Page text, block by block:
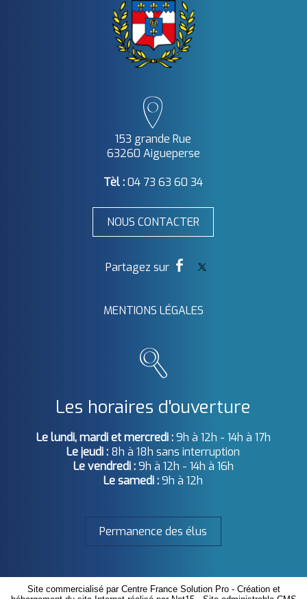
153 grande Rue
63260 Aigueperse
Tèl :04 73 63 60 34
NOUS CONTACTER
MENTIONS LÉGALES
Les horaires d'ouverture
Le lundi, mardi et mercredi :9h à 12h - 14h à 17h
Le jeudi : 8h à 18h sans interruption
Le vendredi :9h à 12h - 14h à 16h
Le samedi :9h à 12h
Permanence des élus
Site commercialisé par Centre France Solution Pro- Création et